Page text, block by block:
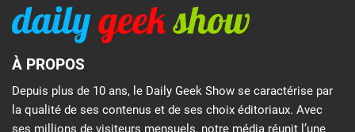
À PROPOS
Depuis plus de 10 ans, le Daily Geek Show se caractérise par
la qualité de ses contenus et de ses choix éditoriaux. Avec
ses millions de visiteurs mensuels, notre média réunit l’une